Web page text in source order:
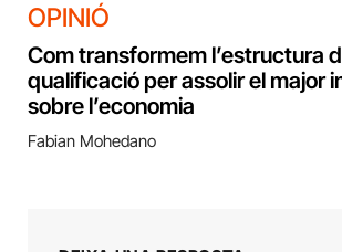
OPINIÓ
Com transformem l’estructura
qualificació per assolir el major
sobre l’economia
Fabian Mohedano